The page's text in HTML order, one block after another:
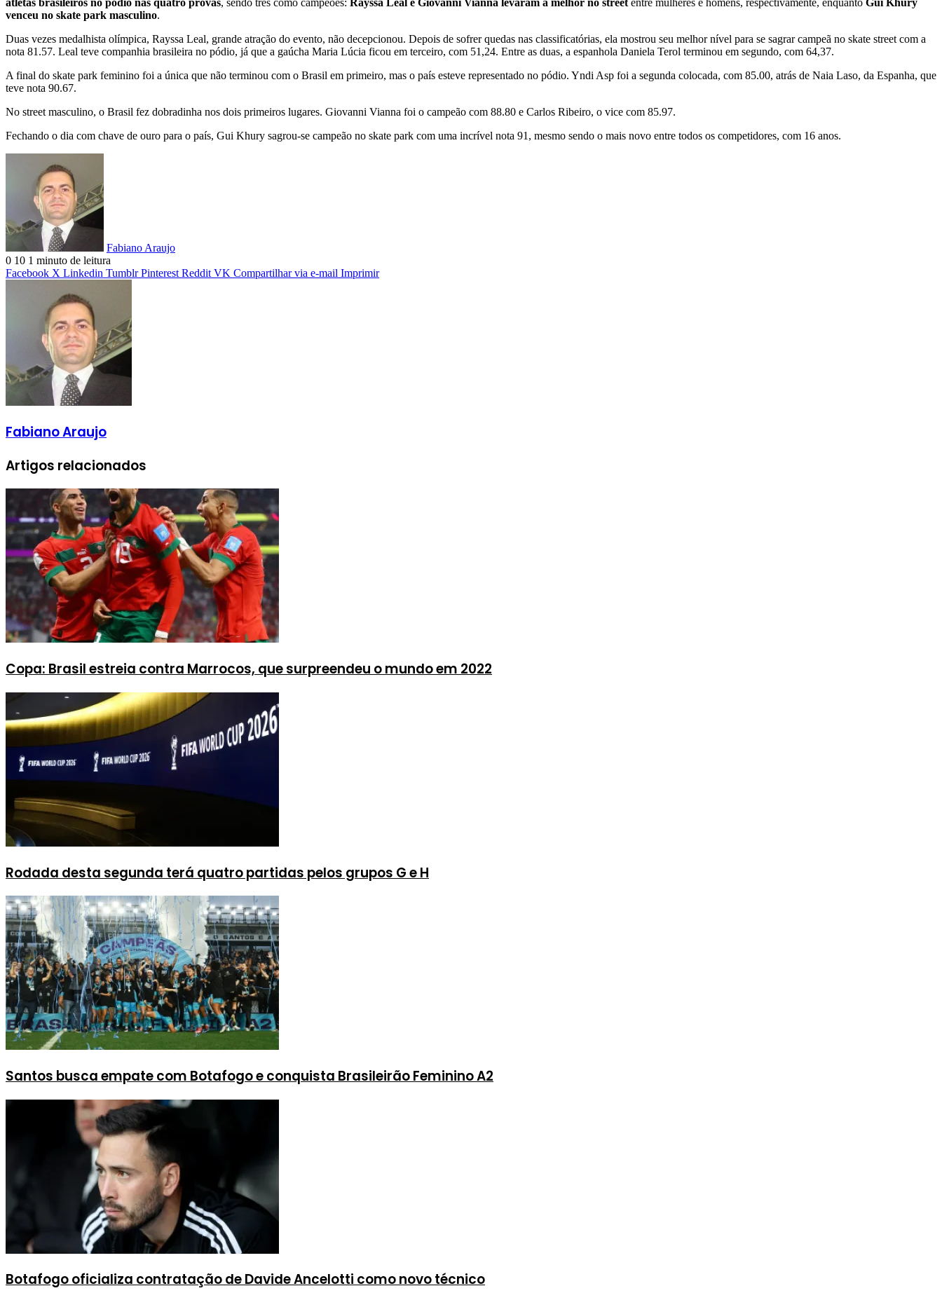
atletas brasileiros no pódio nas quatro provas, sendo três como campeões: Rayssa Leal e Giovanni Vianna levaram a melhor no street entre mulheres e homens, respectivamente, enquanto Gui Khury
venceu no skate park masculino.
Duas vezes medalhista olímpica, Rayssa Leal, grande atração do evento, não decepcionou. Depois de sofrer quedas nas classificatórias, ela mostrou seu melhor nível para se sagrar campeã no skate street com a
nota 81.57. Leal teve companhia brasileira no pódio, já que a gaúcha Maria Lúcia ficou em terceiro, com 51,24. Entre as duas, a espanhola Daniela Terol terminou em segundo, com 64,37.
A final do skate park feminino foi a única que não terminou com o Brasil em primeiro, mas o país esteve representado no pódio. Yndi Asp foi a segunda colocada, com 85.00, atrás de Naia Laso, da Espanha, que
teve nota 90.67.
No street masculino, o Brasil fez dobradinha nos dois primeiros lugares. Giovanni Vianna foi o campeão com 88.80 e Carlos Ribeiro, o vice com 85.97.
Fechando o dia com chave de ouro para o país, Gui Khury sagrou-se campeão no skate park com uma incrível nota 91, mesmo sendo o mais novo entre todos os competidores, com 16 anos.
Fabiano Araujo
0 10 1 minuto de leitura
Facebook X Linkedin Tumblr Pinterest Reddit VK Compartilhar via e-mail Imprimir
Fabiano Araujo
Artigos relacionados
Copa: Brasil estreia contra Marrocos, que surpreendeu o mundo em 2022
Rodada desta segunda terá quatro partidas pelos grupos G e H
Santos busca empate com Botafogo e conquista Brasileirão Feminino A2
Botafogo oficializa contratação de Davide Ancelotti como novo técnico